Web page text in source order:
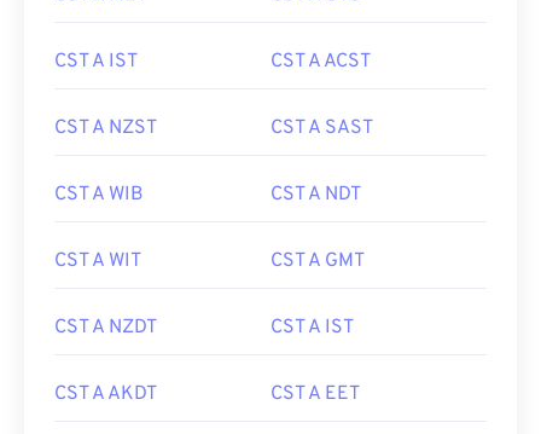
CST A IST CST A ACST
CST A NZST CST A SAST
CST A WIB CST A NDT
CST A WIT CST A GMT
CST A NZDT CST A IST
CST A AKDT CST A EET